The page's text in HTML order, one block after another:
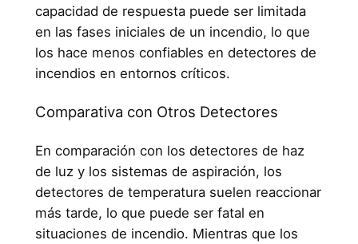
capacidad de respuesta puede ser limitada
en las fases iniciales de un incendio, lo que
los hace menos confiables en detectores de
incendios en entornos críticos.
Comparativa con Otros Detectores
En comparación con los detectores de haz
de luz y los sistemas de aspiración, los
detectores de temperatura suelen reaccionar
más tarde, lo que puede ser fatal en
situaciones de incendio. Mientras que los